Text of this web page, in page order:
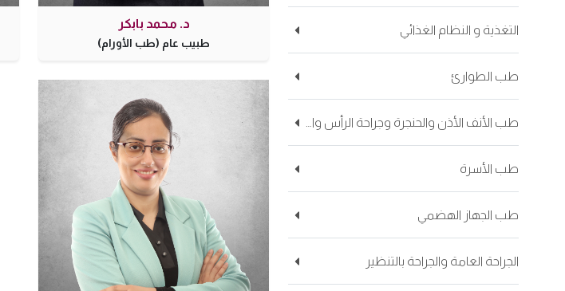
التغذية و النظام الغذائي
طب الطوارئ
طب الأسرة
طب الجهاز الهضمي
الجراحة العامة والجراحة بالتنظير
د. محمد بابكر
طبيب عام (طب الأورام)